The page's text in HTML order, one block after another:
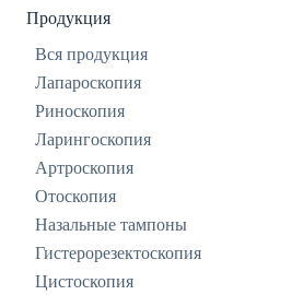
Продукция
Вся продукция
Лапароскопия
Риноскопия
Ларингоскопия
Артроскопия
Отоскопия
Назальные тампоны
Гистерорезектоскопия
Цистоскопия